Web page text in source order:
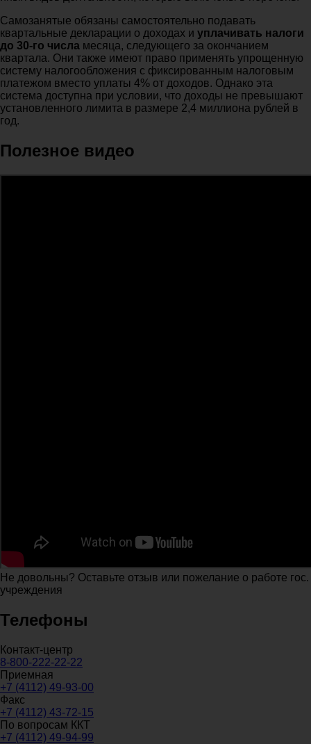
Самозанятые обязаны самостоятельно подавать
квартальные декларации о доходах и уплачивать налоги
до 30-го числа месяца, следующего за окончанием
квартала. Они также имеют право применять упрощенную
систему налогообложения с фиксированным налоговым
платежом вместо уплаты 4% от доходов. Однако эта
система доступна при условии, что доходы не превышают
установленного лимита в размере 2,4 миллиона рублей в
год.
Полезное видео
Не довольны? Оставьте отзыв или пожелание о работе гос.
учреждения
Телефоны
Контакт-центр
8-800-222-22-22
Приемная
+7 (4112) 49-93-00
Факс
+7 (4112) 43-72-15
По вопросам ККТ
+7 (4112) 49-94-99